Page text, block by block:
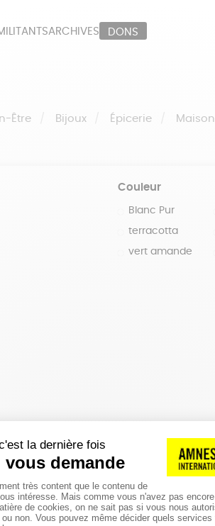
ARCHIVES DONS
Être Bijoux Épicerie Maison
Couleur
Blanc Pur
terracotta
vert amande
réinitialiser les filtres